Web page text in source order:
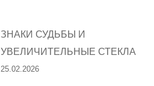
ЗНАКИ СУДЬБЫ И
УВЕЛИЧИТЕЛЬНЫЕ СТЕКЛА
25.02.2026